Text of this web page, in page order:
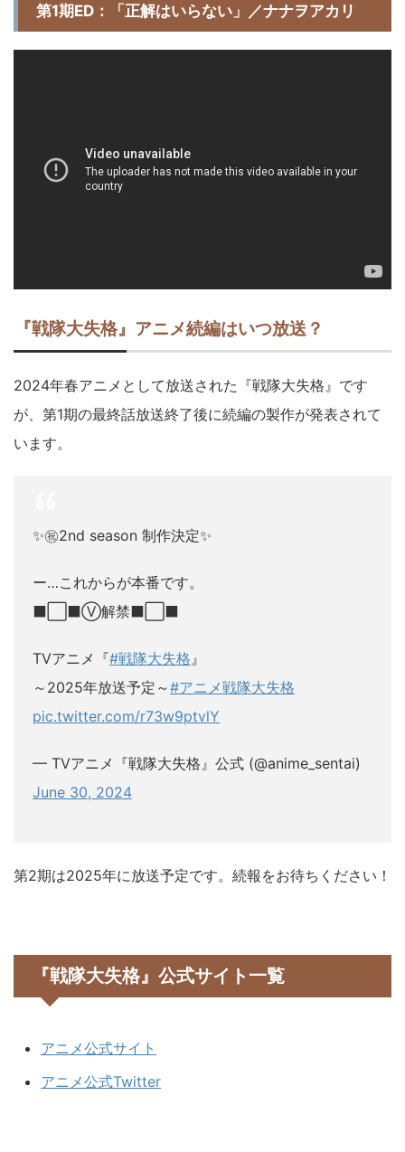
第1期ED：「正解はいらない」／ナナヲアカリ
『戦隊大失格』アニメ続編はいつ放送？
2024年春アニメとして放送された『戦隊大失格』です
が、第1期の最終話放送終了後に続編の製作が発表されて
います。
✨㊗2nd season 制作決定✨
ー…これからが本番です。
⬛⬜⬛Ⓥ解禁⬛⬜⬛
TVアニメ『#戦隊大失格』
ㅤ～2025年放送予定～#アニメ戦隊大失格
pic.twitter.com/r73w9ptvlY
— TVアニメ『戦隊大失格』公式 (@anime_sentai)
June 30, 2024
第2期は2025年に放送予定です。続報をお待ちください！
『戦隊大失格』公式サイト一覧
アニメ公式サイト
アニメ公式Twitter